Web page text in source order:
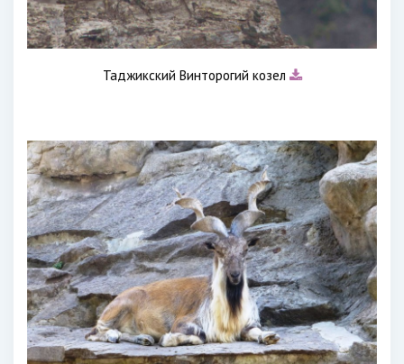
Таджикский Винторогий козел